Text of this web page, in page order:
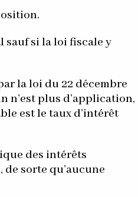
sauf si la loi fiscale y
la loi du 22 décembre
n’est plus d’application,
est le taux d’intérêt
des intérêts
sorte qu’aucune